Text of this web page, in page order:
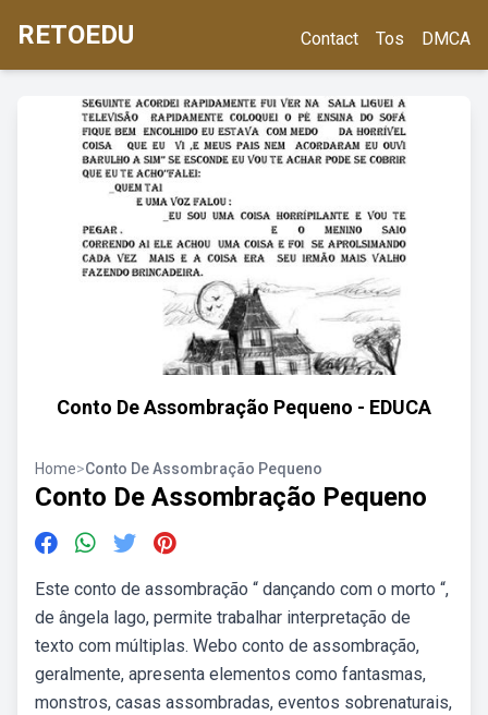
RETOEDU Contact Tos DMCA
Conto De Assombração Pequeno - EDUCA
Home>Conto De Assombração Pequeno
Conto De Assombração Pequeno
Este conto de assombração “ dançando com o morto “,
de ângela lago, permite trabalhar interpretação de
texto com múltiplas. Webo conto de assombração,
geralmente, apresenta elementos como fantasmas,
monstros, casas assombradas, eventos sobrenaturais,